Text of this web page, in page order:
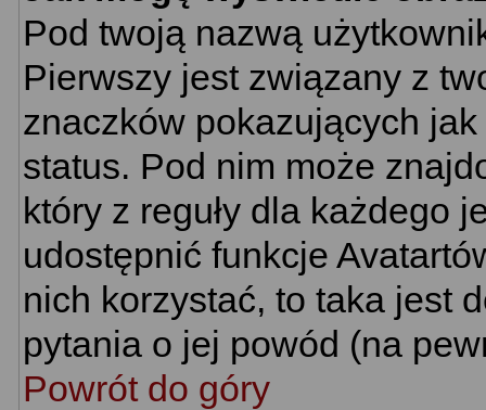
Pod twoją nazwą
Pierwszy jest związany z
znaczków pokazujących
status. Pod nim może
który z reguły dla każdego
udostępnić funkcje
nich korzystać, to taka jest
pytania o jej powód (na
Powrót do góry